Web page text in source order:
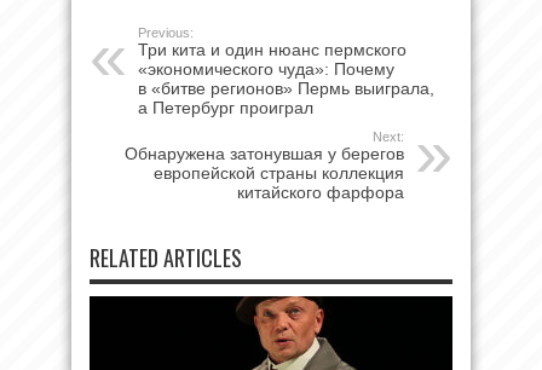
Previous:
Три кита и один нюанс пермского
«экономического чуда»: Почему
в «битве регионов» Пермь выиграла,
а Петербург проиграл
Next:
Обнаружена затонувшая у берегов
европейской страны коллекция
китайского фарфора
RELATED ARTICLES